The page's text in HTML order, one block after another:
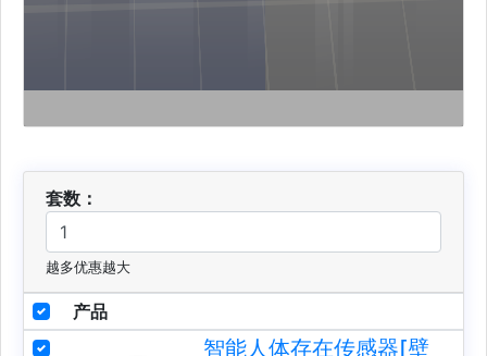
套数：
越多优惠越大
产品
智能人体存在传感器[壁